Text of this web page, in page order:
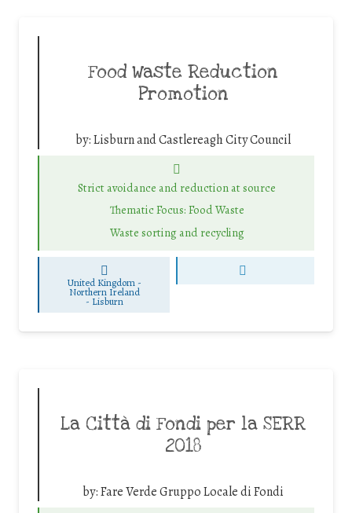
Food Waste Reduction
Promotion
by:Lisburn and Castlereagh City Council
Strict avoidance and reduction at source
Thematic Focus: Food Waste
Waste sorting and recycling
United Kingdom -
Northern Ireland
- Lisburn
La Città di Fondi per la SERR
2018
by:Fare Verde Gruppo Locale di Fondi